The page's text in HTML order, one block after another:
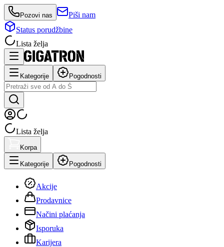
Pozovi nas
Piši nam
Status porudžbine
Lista želja
Kategorije Pogodnosti
Lista želja
Korpa
Kategorije Pogodnosti
Akcije
Prodavnice
Načini plaćanja
Isporuka
Karijera